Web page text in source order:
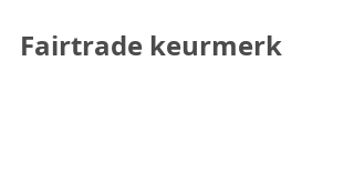
Fairtrade keurmerk